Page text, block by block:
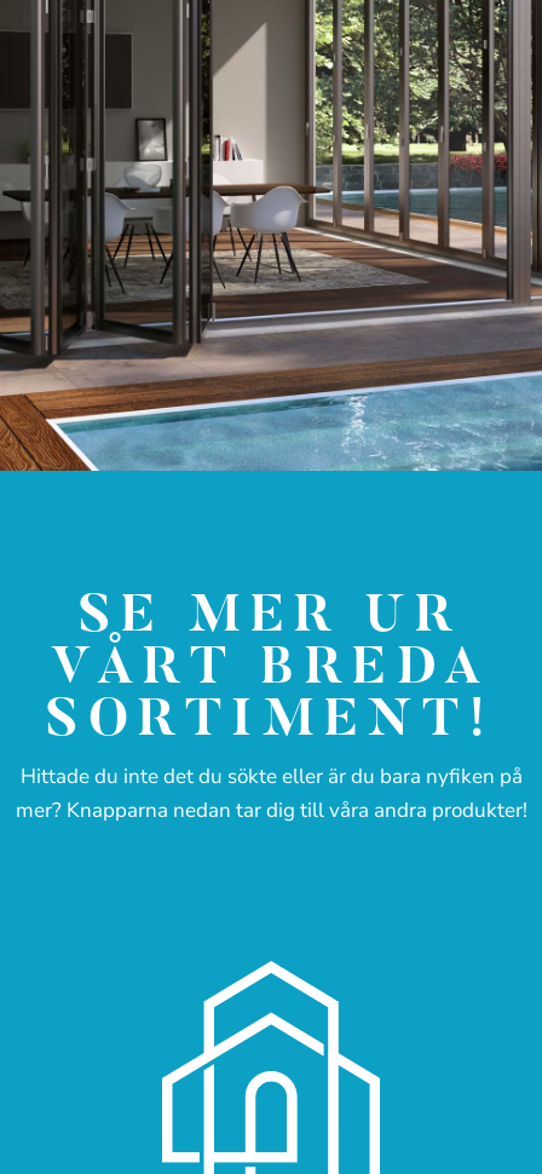
SE MER UR
VÅRT BREDA
SORTIMENT!
Hittade du inte det du sökte eller är du bara nyfiken på
mer? Knapparna nedan tar dig till våra andra produkter!